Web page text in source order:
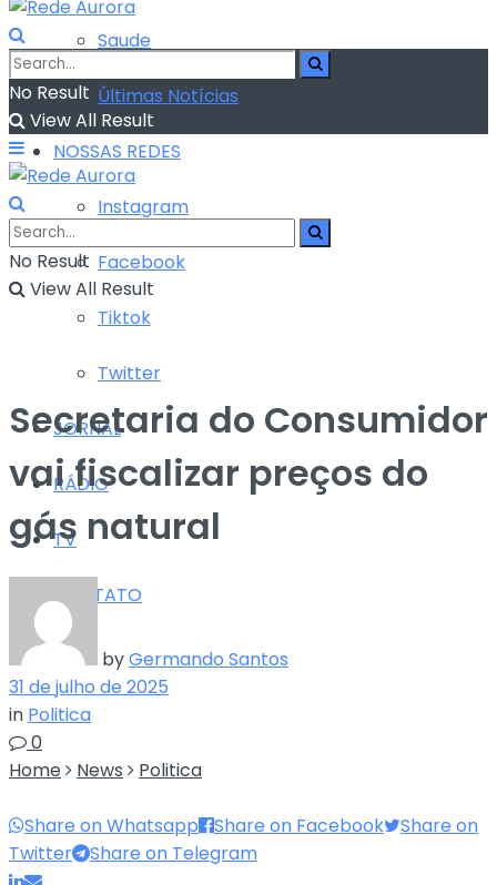
Saude
Últimas Notícias
NOSSAS REDES
Instagram
Facebook
Tiktok
Twitter
JORNAL
RÁDIO
TV
CONTATO
No Result
View All Result
No Result
View All Result
Secretaria do Consumidor
vai fiscalizar preços do
gás natural
byGermando Santos
31 de julho de 2025
in Politica
0
Home
News Politica
Share on Whatsapp Share on Facebook
Share on
Twitter
Share on Telegram